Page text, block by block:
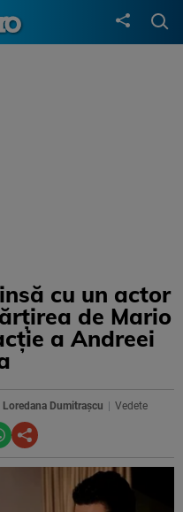
cu un actor
de Mario
a Andreei
Loredana Dumitrașcu Vedete